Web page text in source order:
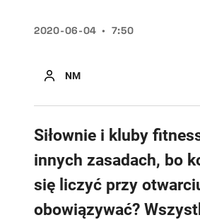
NM
2020-06-04 7:50
Siłownie i kluby
innych zasadach, bo
się liczyć przy
obowiązywać?